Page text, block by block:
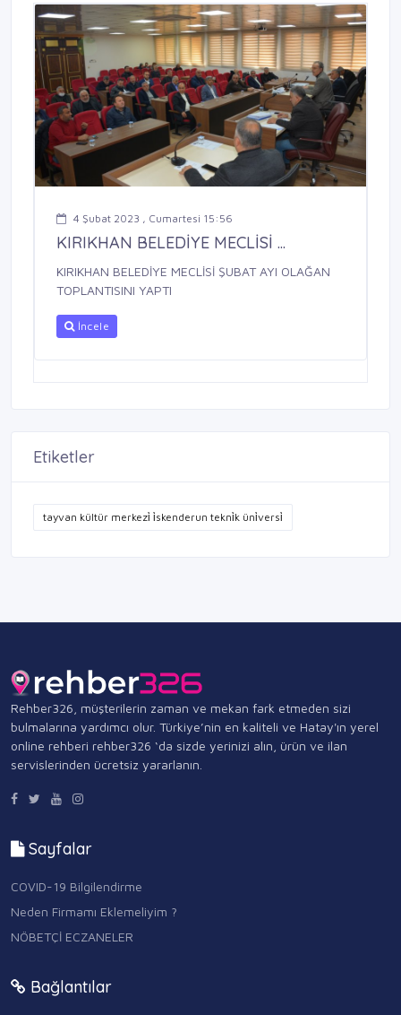
4 Şubat 2023 , Cumartesi 15:56
KIRIKHAN BELEDİYE MECLİSİ ...
KIRIKHAN BELEDİYE MECLİSİ ŞUBAT AYI OLAĞAN
TOPLANTISINI YAPTI
İncele
Etiketler
tayvan kültür merkezi̇ i̇skenderun tekni̇k üni̇versi̇
Rehber326, müşterilerin zaman ve mekan fark etmeden sizi
bulmalarına yardımcı olur. Türkiye’nin en kaliteli ve Hatay'ın yerel
online rehberi rehber326 ‘da sizde yerinizi alın, ürün ve ilan
servislerinden ücretsiz yararlanın.
Sayfalar
COVID-19 Bilgilendirme
Neden Firmamı Eklemeliyim ?
NÖBETÇİ ECZANELER
Bağlantılar